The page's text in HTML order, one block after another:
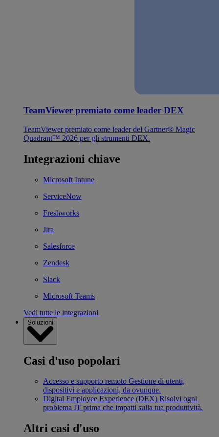
TeamViewer premiato come leader DEX
TeamViewer premiato come leader del Gartner® Magic
Quadrant™ 2026 per gli strumenti DEX.
Integrazioni chiave
Microsoft Intune
ServiceNow
Freshworks
Jira
Salesforce
Zendesk
Slack
Microsoft Teams
Vedi tutte le integrazioni
Soluzioni
Casi d'uso popolari
Accesso e supporto remoto Gestione di utenti,
dispositivi e applicazioni, da ovunque.
Digital Employee Experience (DEX) Risolvi ogni
problema IT prima che impatti sulla tua produttività.
Altri casi d'uso